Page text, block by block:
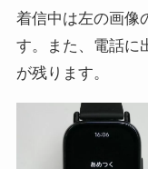
着信中は左の画像
す。また、電話に
が残ります。